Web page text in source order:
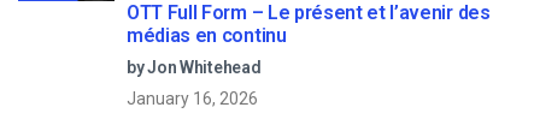
OTT Full Form – Le présent et l’avenir des
médias en continu
by Jon Whitehead
January 16, 2026